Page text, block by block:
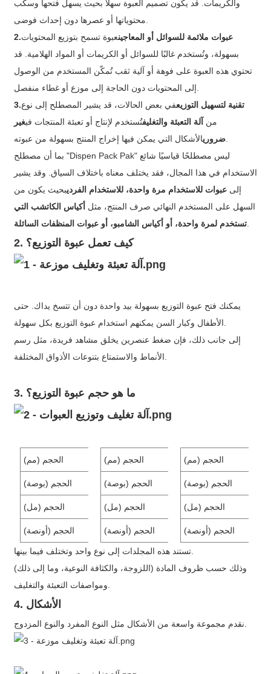
والكريمات. قد يكون تصميم العبوة سهلاً بحيث يسهل فتحها وسكب
محتوياتها أو عصرها دون إحداث فوضى.
2.
عبوات ملائمة للسوائل أو المعاجينعبوة تسمح بتوزيع المحتويات
بسهولة، وتُستخدم غالبًا للسوائل أو الكريمات أو المواد الهلامية. قد
تحتوي هذه العبوة على فوهة أو آلية ثقب تُمكّن المستخدم من الوصول
إلى المحتويات دون الحاجة إلى موزع أو غطاء منفصل.
3.
تقنية لتسهيل التوزيعفي بعض الحالات، قد يشير المصطلح إلى نوع
من آلة التعبئة والتغليفتُستخدم لإنتاج أو تعبئة المنتجات فيغير
ضروريالأشكال التي يمكن فيها إخراج المنتج بسهولة من عبوته.
بما أن مصطلح "Dispen Pack Pak" ليس مصطلحًا قياسيًا شائع
الاستخدام في هذا المجال، فقد يختلف معناه باختلاف السياق. وقد يشير
إلىعبوات للاستخدام مرة واحدة، للاستخدام الفرديبحيث يكون من
السهل على المستخدم النهائي صرف المنتج، مثل أكياس الكاتشب التي
تستخدم لمرة واحدة، أو أكياس الشامبو، أو عبوات المنظفات السائلة.
2. كيف تعمل عبوة التوزيع؟
يمكنك فتح عبوة التوزيع بسهولة بيد واحدة دون أن تتسخ يداك. حتى
الأطفال وكبار السن يمكنهم استخدام عبوة التوزيع بكل سهولة.
إلى جانب ذلك، فإن ضغط عنصرين يخلق مشاهد فريدة، مثل رسم
الأنماط والاستمتاع بتنوعات الأذواق المختلفة.
3. ما هو حجم عبوة التوزيع؟
الحجم (مم) 35 × 52.5 × ارتفاع
الحجم (بوصة) 1.38 × 2.07 × h
الحجم (مل) 5-10
الحجم (أونصة) 0.17 - 0.34
الحجم (مم)
الحجم (بوصة)
الحجم (مل) 8-20
الحجم (أونصة) 0.27 - 0.68
الحجم (مم)
الحجم (بوصة)
الحجم (مل)
الحجم (أونصة)
تستند هذه المجلدات إلى نوع واحد وتختلف فيما بينها.
وذلك حسب ظروف المادة (اللزوجة، والكثافة النوعية، وما إلى ذلك)
ومواصفات التعبئة والتغليف.
4. الأشكال
نقدم مجموعة واسعة من الأشكال مثل النوع المفرد والنوع المزدوج.